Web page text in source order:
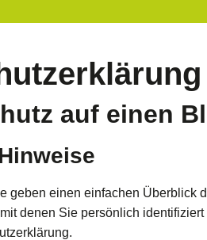
auf einen
geben einen einfachen Überblick
denen Sie persönlich